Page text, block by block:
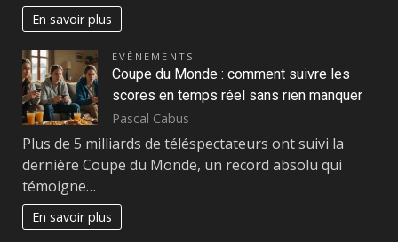
En savoir plus
EVÈNEMENTS
Coupe du Monde : comment suivre les
scores en temps réel sans rien manquer
Pascal Cabus
Plus de 5 milliards de téléspectateurs ont suivi la
dernière Coupe du Monde, un record absolu qui
témoigne…
En savoir plus